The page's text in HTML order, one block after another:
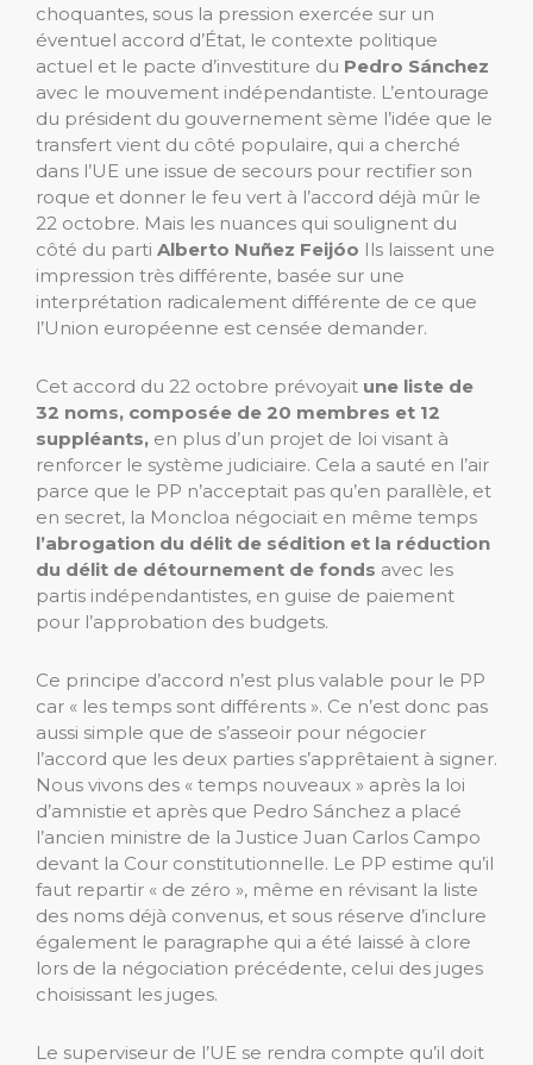
choquantes, sous la pression exercée sur un
éventuel accord d’État, le contexte politique
actuel et le pacte d’investiture du Pedro Sánchez
avec le mouvement indépendantiste. L’entourage
du président du gouvernement sème l’idée que le
transfert vient du côté populaire, qui a cherché
dans l’UE une issue de secours pour rectifier son
roque et donner le feu vert à l’accord déjà mûr le
22 octobre. Mais les nuances qui soulignent du
côté du parti Alberto Nuñez Feijóo Ils laissent une
impression très différente, basée sur une
interprétation radicalement différente de ce que
l’Union européenne est censée demander.
Cet accord du 22 octobre prévoyait une liste de
32 noms, composée de 20 membres et 12
suppléants, en plus d’un projet de loi visant à
renforcer le système judiciaire. Cela a sauté en l’air
parce que le PP n’acceptait pas qu’en parallèle, et
en secret, la Moncloa négociait en même temps
l’abrogation du délit de sédition et la réduction
du délit de détournement de fonds avec les
partis indépendantistes, en guise de paiement
pour l’approbation des budgets.
Ce principe d’accord n’est plus valable pour le PP
car « les temps sont différents ». Ce n’est donc pas
aussi simple que de s’asseoir pour négocier
l’accord que les deux parties s’apprêtaient à signer.
Nous vivons des « temps nouveaux » après la loi
d’amnistie et après que Pedro Sánchez a placé
l’ancien ministre de la Justice Juan Carlos Campo
devant la Cour constitutionnelle. Le PP estime qu’il
faut repartir « de zéro », même en révisant la liste
des noms déjà convenus, et sous réserve d’inclure
également le paragraphe qui a été laissé à clore
lors de la négociation précédente, celui des juges
choisissant les juges.
Le superviseur de l’UE se rendra compte qu’il doit